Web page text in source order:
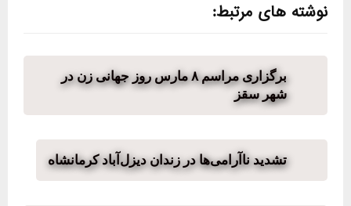
نوشته های مرتبط:
برگزاری مراسم ٨ مارس روز جهانی زن در
شهر سقز
تشدید ناآرامی‌ها در زندان دیزل‌آباد کرمانشاه